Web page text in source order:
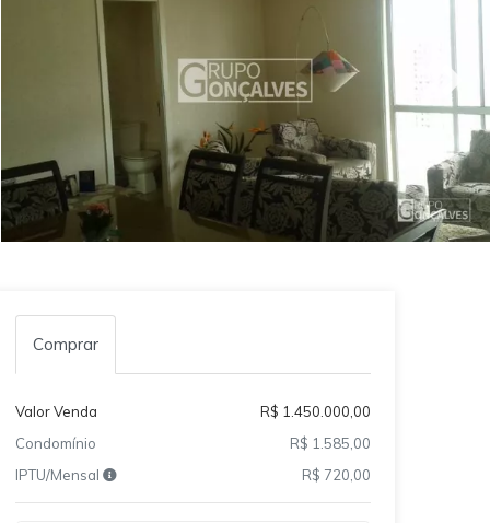
Comprar
Valor Venda
R$ 1.450.000,00
Condomínio
R$ 1.585,00
IPTU/Mensal
R$ 720,00